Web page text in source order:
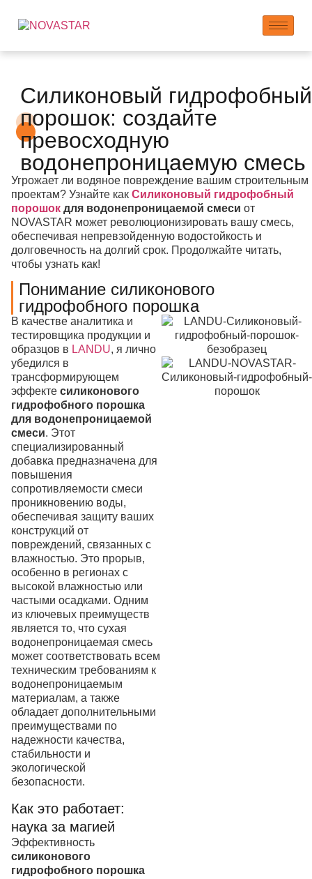
Силиконовый гидрофобный
порошок: создайте
превосходную
водонепроницаемую смесь
Угрожает ли водяное повреждение вашим строительным
проектам? Узнайте как Силиконовый гидрофобный
порошок для водонепроницаемой смеси от
NOVASTAR может революционизировать вашу смесь,
обеспечивая непревзойденную водостойкость и
долговечность на долгий срок. Продолжайте читать,
чтобы узнать как!
Понимание силиконового
гидрофобного порошка
В качестве аналитика и
тестировщика продукции и
образцов в LANDU, я лично
убедился в
трансформирующем
эффекте силиконового
гидрофобного порошка
для водонепроницаемой
смеси. Этот
специализированный
добавка предназначена для
повышения
сопротивляемости смеси
проникновению воды,
обеспечивая защиту ваших
конструкций от
повреждений, связанных с
влажностью. Это прорыв,
особенно в регионах с
высокой влажностью или
частыми осадками. Одним
из ключевых преимуществ
является то, что сухая
водонепроницаемая смесь
может соответствовать всем
техническим требованиям к
водонепроницаемым
материалам, а также
обладает дополнительными
преимуществами по
надежности качества,
стабильности и
экологической
безопасности.
Как это работает:
наука за магией
Эффективность
силиконового
гидрофобного порошка